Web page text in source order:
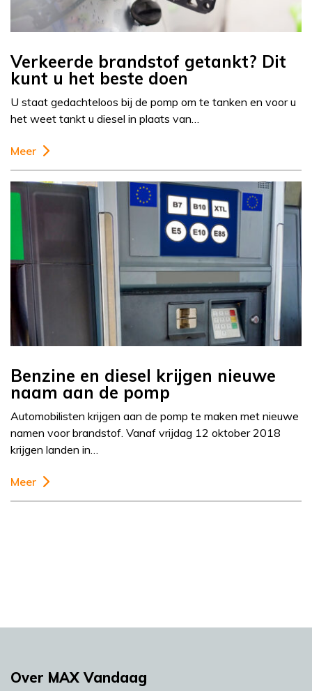
Verkeerde brandstof getankt? Dit
kunt u het beste doen
U staat gedachteloos bij de pomp om te tanken en voor u
het weet tankt u diesel in plaats van…
Meer
Benzine en diesel krijgen nieuwe
naam aan de pomp
Automobilisten krijgen aan de pomp te maken met nieuwe
namen voor brandstof. Vanaf vrijdag 12 oktober 2018
krijgen landen in…
Meer
Over MAX Vandaag